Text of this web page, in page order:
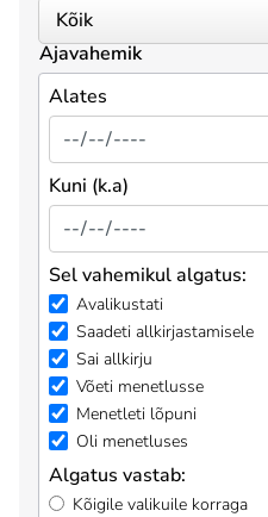
Ajavahemik
Alates
Kuni (k.a)
Sel vahemikul algatus:
Avalikustati
Saadeti allkirjastamisele
Sai allkirju
Võeti menetlusse
Menetleti lõpuni
Oli menetluses
Algatus vastab:
Kõigile valikuile korraga